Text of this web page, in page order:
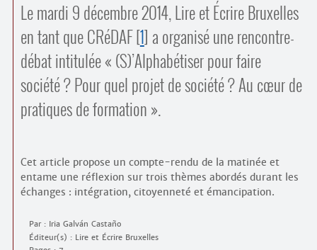
Le mardi 9 décembre 2014, Lire et Écrire Bruxelles
en tant que CRéDAF[1] a organisé une rencontre-
débat intitulée « (S)’Alphabétiser pour faire
société ? Pour quel projet de société ? Au cœur de
pratiques de formation ».
Cet article propose un compte-rendu de la matinée et
entame une réflexion sur trois thèmes abordés durant les
échanges : intégration, citoyenneté et émancipation.
Par : Iria Galván Castaño
Éditeur(s) : Lire et Écrire Bruxelles